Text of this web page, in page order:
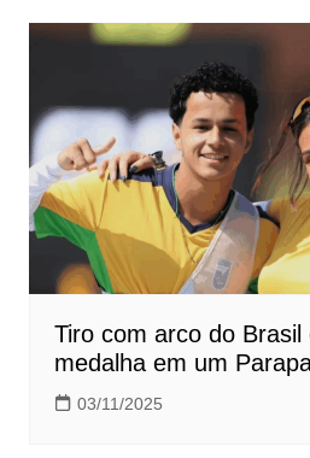
Post
Tiro com arco do Brasil
medalha em um
03/11/2025